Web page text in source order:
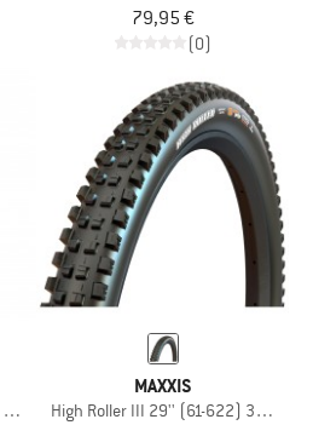
79,95 €
(0)
3C MaxGrp DH TR
MAXXIS
High Roller III 29'' (61-622) 3C